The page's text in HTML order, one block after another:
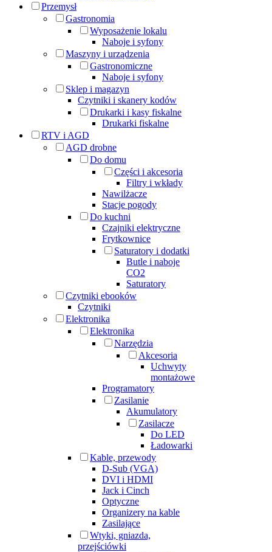
Przemysł
Gastronomia
Wyposażenie lokalu
Naboje i syfony
Maszyny i urządzenia
Gastronomiczne
Naboje i syfony
Sklep i magazyn
Czytniki i skanery kodów
Drukarki i kasy fiskalne
Drukarki fiskalne
RTV i AGD
AGD drobne
Do domu
Części i akcesoria
Filtry i wkłady
Nawilżacze
Stacje pogody
Do kuchni
Czajniki elektryczne
Frytkownice
Saturatory i dodatki
Butle i naboje
CO2
Saturatory
Czytniki ebooków
Czytniki
Elektronika
Elektronika
Narzędzia
Akcesoria
Uchwyty
montażowe
Programatory
Zasilanie
Akumulatory
Zasilacze
Do LED
Ładowarki
Kable, przewody
D-Sub (VGA)
DVI i HDMI
Jack i Cinch
Optyczne
Organizery na kable
Zasilające
Wtyki, gniazda,
przejściówki